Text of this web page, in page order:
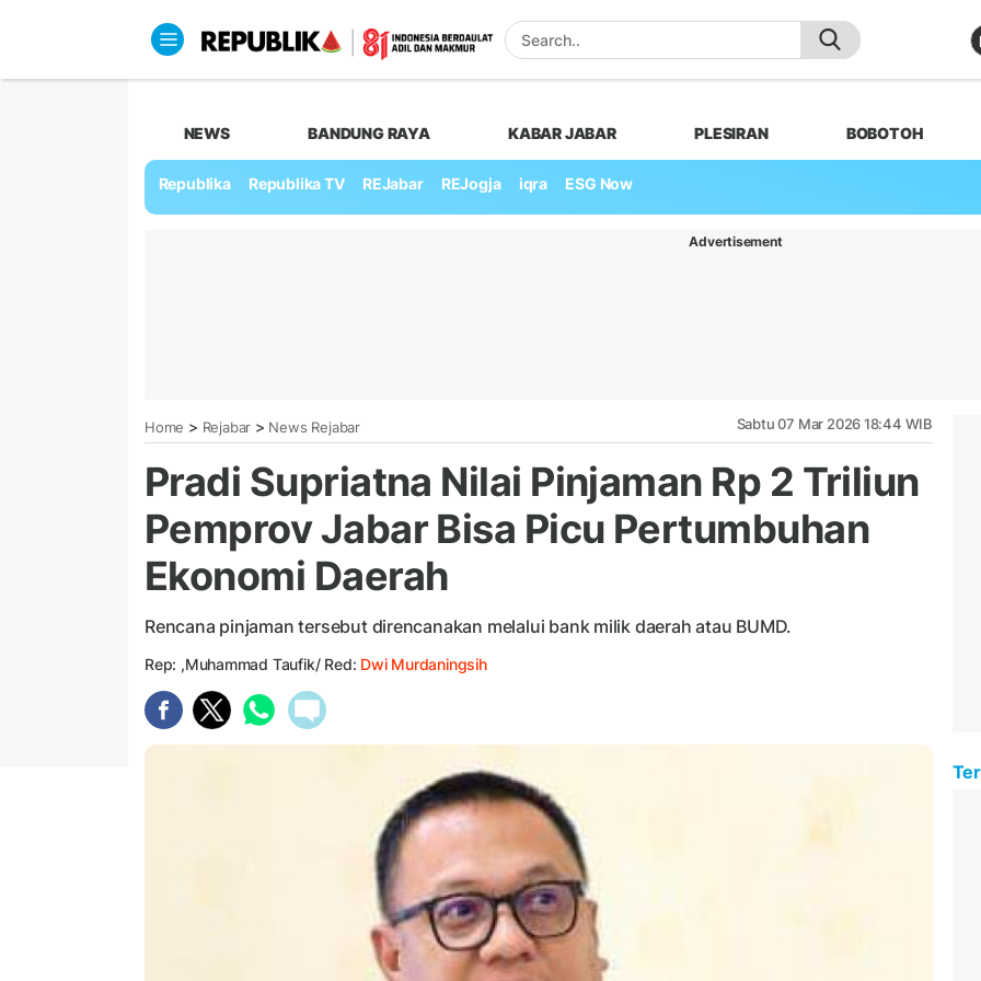
NEWS BANDUNG RAYA KABAR JABAR PLESIRAN BOBOTOH
Republika Republika TV REJabar REJogja iqra ESG Now
Advertisement
Home > Rejabar > News Rejabar Sabtu 07 Mar 2026 18:44 WIB
Pradi Supriatna Nilai Pinjaman Rp 2 Triliun
Pemprov Jabar Bisa Picu Pertumbuhan
Ekonomi Daerah
Rencana pinjaman tersebut direncanakan melalui bank milik daerah atau BUMD.
Rep: ,Muhammad Taufik/ Red: Dwi Murdaningsih